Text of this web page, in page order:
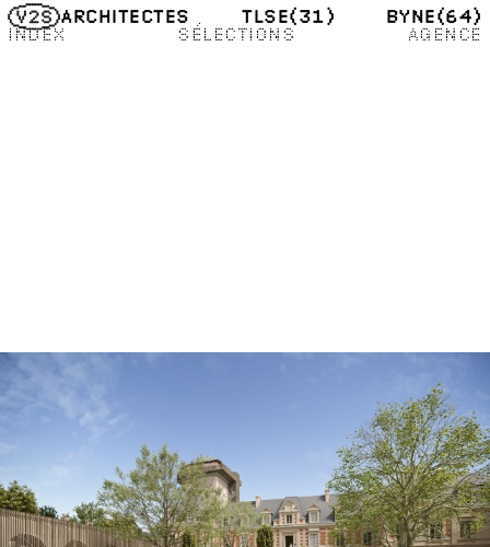
ARCHITECTES TLSE(31) BYNE(64)
INDEX
SÉLECTIONS AGENCE